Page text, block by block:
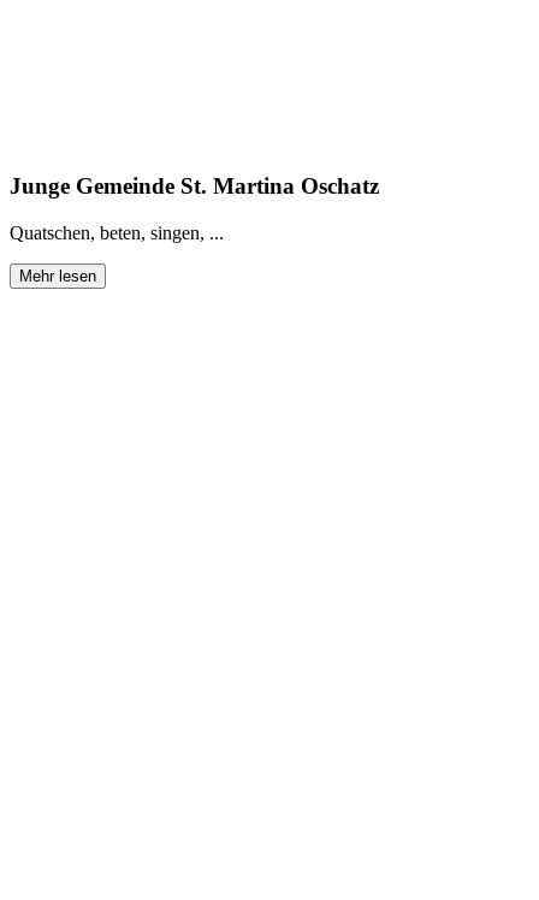
Junge Gemeinde St. Martina Oschatz
Quatschen, beten, singen, ...
Mehr lesen